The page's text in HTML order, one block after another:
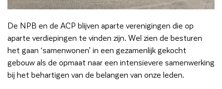
De NPB en de ACP blijven aparte verenigingen die op
aparte verdiepingen te vinden zijn. Wel zien de besturen
het gaan ‘samenwonen’ in een gezamenlijk gekocht
gebouw als de opmaat naar een intensievere samenwerking
bij het behartigen van de belangen van onze leden.